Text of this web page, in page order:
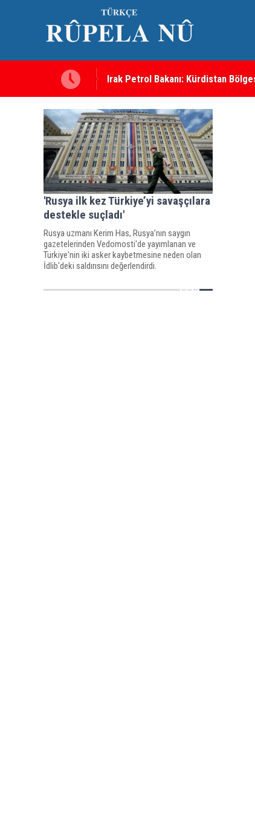
Irak Petrol Bakanı: Kürdistan
'Rusya ilk kez Türkiye’yi savaşçılara
destekle suçladı'
Rusya uzmanı Kerim Has, Rusya’nın saygın
gazetelerinden Vedomosti'de yayımlanan ve
Türkiye'nin iki asker kaybetmesine neden olan
İdlib'deki saldırısını değerlendirdi.